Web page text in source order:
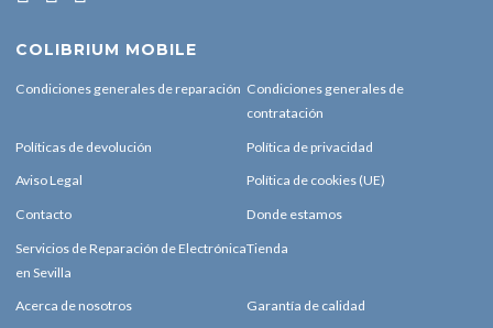
COLIBRIUM MOBILE
Condiciones generales de reparación Condiciones generales de
contratación
Políticas de devolución Política de privacidad
Aviso Legal Política de cookies (UE)
Contacto Donde estamos
Servicios de Reparación de Electrónica
en Sevilla
Tienda
Acerca de nosotros Garantía de calidad